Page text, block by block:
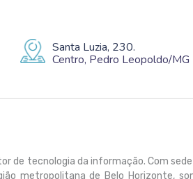
Santa Luzia, 230.
Centro, Pedro Leopoldo/MG
de tecnologia da informação. Com
metropolitana de Belo Horizonte,